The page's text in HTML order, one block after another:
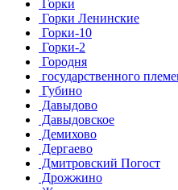
Горки
Горки Ленинские
Горки-10
Горки-2
Городня
государственного
Губино
Давыдово
Давыдовское
Демихово
Дергаево
Дмитровский Погост
Дрожжино